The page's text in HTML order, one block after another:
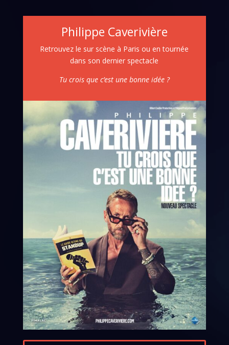
Philippe Caverivière
Retrouvez le sur scène à Paris ou en tournée
dans son dernier spectacle
Tu crois que c’est une bonne idée ?